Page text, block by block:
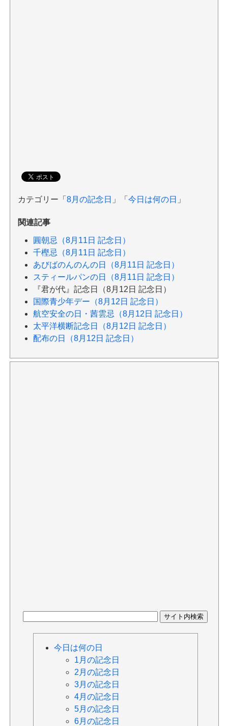
カテゴリー「 8月の記念日 」「 今日は何の日 」
関連記事
圓朝忌（8月11日 記念日）
千樫忌（8月11日 記念日）
あびばのんのんの日（8月11日 記念日）
スティールパンの日（8月11日 記念日）
『君が代』記念日（8月12日 記念日）
国際青少年デー（8月12日 記念日）
航空安全の日・茜雲忌（8月12日 記念日）
太平洋横断記念日（8月12日 記念日）
配布の日（8月12日 記念日）
今日は何の日
1月の記念日
2月の記念日
3月の記念日
4月の記念日
5月の記念日
6月の記念日